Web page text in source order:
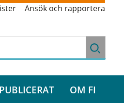
Ansök och rapportera
PUBLICERAT OM FI